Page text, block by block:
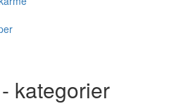
kategorier